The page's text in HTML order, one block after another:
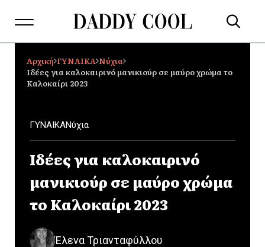
Αρχική ΓΥΝΑΙΚΑ Νύχια
Ιδέες για καλοκαιρινό μανικιούρ σε μαύρο χρώμα το
Καλοκαίρι 2023
ΓΥΝΑΙΚΑΝύχια
Ιδέες για καλοκαιρινό
μανικιούρ σε μαύρο χρώμα
το Καλοκαίρι 2023
Έλενα Τριανταφύλλου